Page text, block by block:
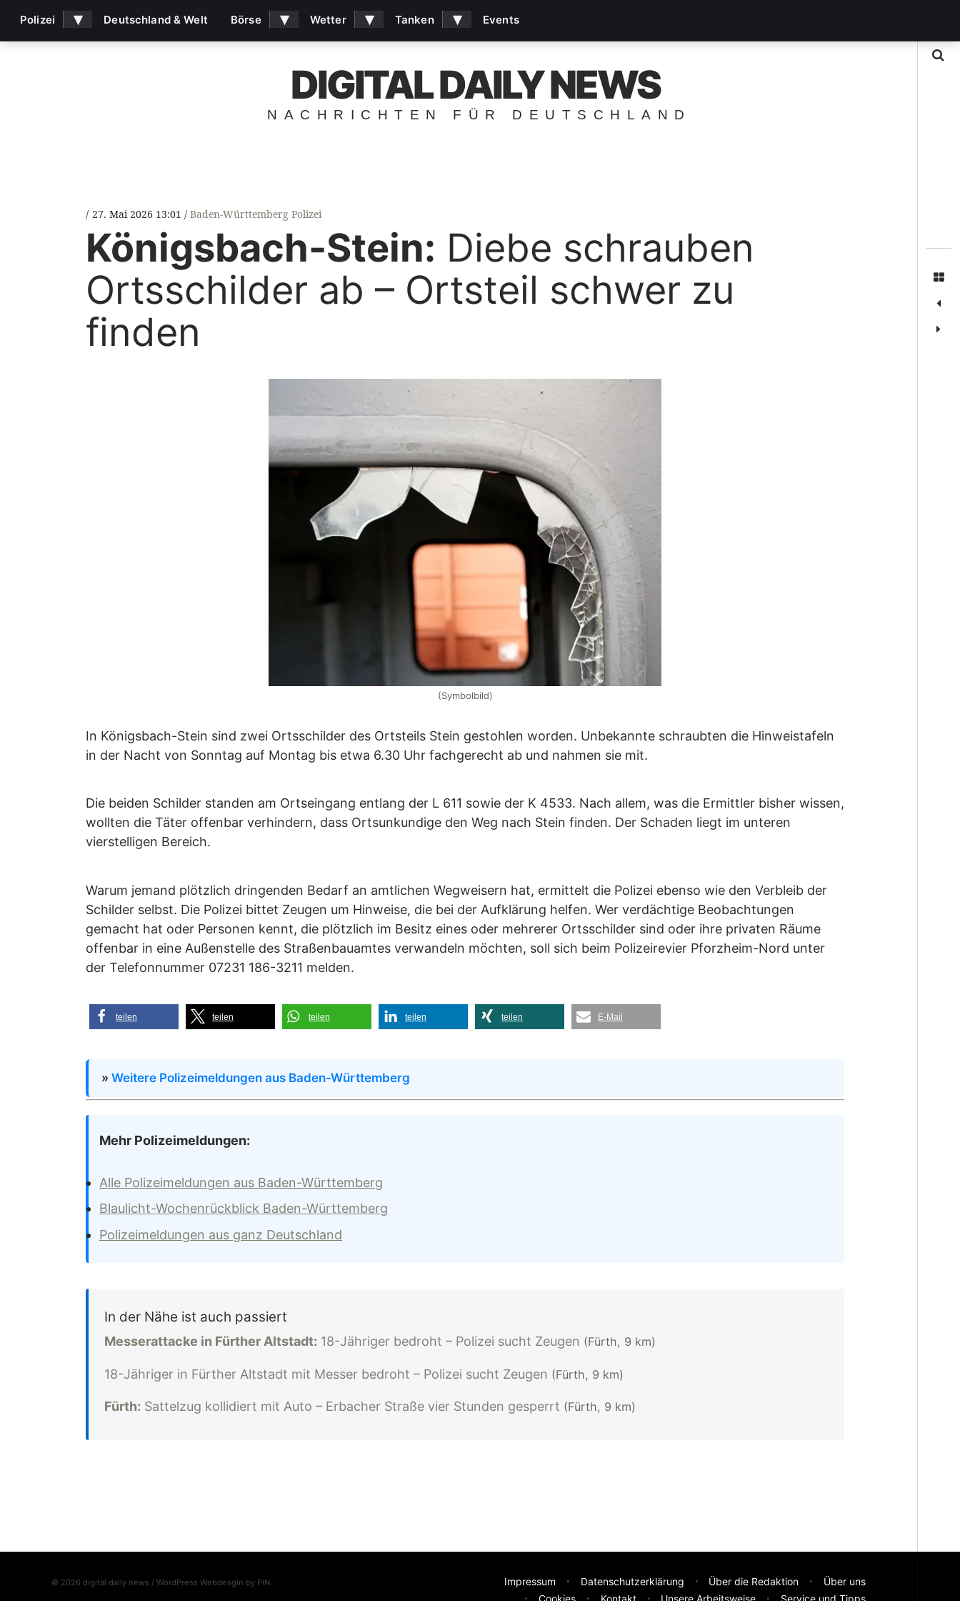
DIGITAL DAILY NEWS
NACHRICHTEN FÜR DEUTSCHLAND
27. Mai 2026 13:01 Baden-Württemberg Polizei
Königsbach-Stein: Diebe schrauben
Ortsschilder ab – Ortsteil schwer zu
finden
(Symbolbild)
In Königsbach-Stein sind zwei Ortsschilder des Ortsteils Stein gestohlen worden. Unbekannte schraubten die Hinweistafeln
in der Nacht von Sonntag auf Montag bis etwa 6.30 Uhr fachgerecht ab und nahmen sie mit.
Die beiden Schilder standen am Ortseingang entlang der L 611 sowie der K 4533. Nach allem, was die Ermittler bisher wissen,
wollten die Täter offenbar verhindern, dass Ortsunkundige den Weg nach Stein finden. Der Schaden liegt im unteren
vierstelligen Bereich.
Warum jemand plötzlich dringenden Bedarf an amtlichen Wegweisern hat, ermittelt die Polizei ebenso wie den Verbleib der
Schilder selbst. Die Polizei bittet Zeugen um Hinweise, die bei der Aufklärung helfen. Wer verdächtige Beobachtungen
gemacht hat oder Personen kennt, die plötzlich im Besitz eines oder mehrerer Ortsschilder sind oder ihre privaten Räume
offenbar in eine Außenstelle des Straßenbauamtes verwandeln möchten, soll sich beim Polizeirevier Pforzheim-Nord unter
der Telefonnummer 07231 186-3211 melden.
teilen teilen teilen teilen teilen E-Mail
» Weitere Polizeimeldungen aus Baden-Württemberg
Mehr Polizeimeldungen:
Alle Polizeimeldungen aus Baden-Württemberg
Blaulicht-Wochenrückblick Baden-Württemberg
Polizeimeldungen aus ganz Deutschland
In der Nähe ist auch passiert
Messerattacke in Fürther Altstadt: 18-Jähriger bedroht – Polizei sucht Zeugen (Fürth, 9 km)
18-Jähriger in Fürther Altstadt mit Messer bedroht – Polizei sucht Zeugen (Fürth, 9 km)
Fürth: Sattelzug kollidiert mit Auto – Erbacher Straße vier Stunden gesperrt (Fürth, 9 km)
© 2026 digital daily news / WordPress Webdesgin by PIN Impressum Datenschutzerklärung Über die Redaktion
Über uns
Cookies
Kontakt Unsere Arbeitsweise Service und Tipps
Polizei ▾ Deutschland & Welt Börse ▾ Wetter ▾ Tanken ▾ Events